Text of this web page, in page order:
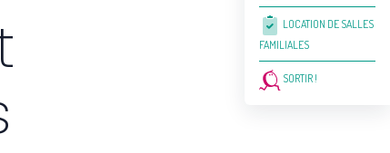
LOCATION DE SALLES
FAMILIALES
SORTIR !